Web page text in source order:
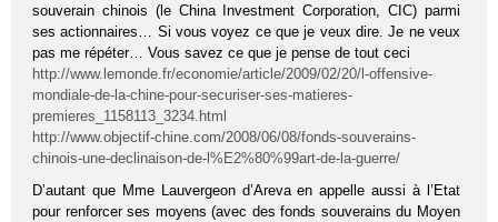
souverain chinois (le China Investment Corporation, CIC) parmi
ses actionnaires… Si vous voyez ce que je veux dire. Je ne veux
pas me répéter… Vous savez ce que je pense de tout ceci
http://www.lemonde.fr/economie/article/2009/02/20/l-offensive-
mondiale-de-la-chine-pour-securiser-ses-matieres-
premieres_1158113_3234.html
http://www.objectif-chine.com/2008/06/08/fonds-souverains-
chinois-une-declinaison-de-l%E2%80%99art-de-la-guerre/
D’autant que Mme Lauvergeon d’Areva en appelle aussi à l’Etat
pour renforcer ses moyens (avec des fonds souverains du Moyen